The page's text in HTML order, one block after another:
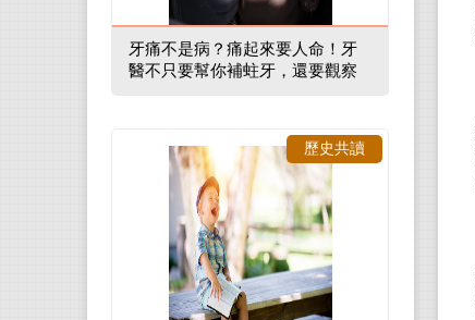
牙痛不是病？痛起來要人命！牙
醫不只要幫你補蛀牙，還要觀察
歷史共讀